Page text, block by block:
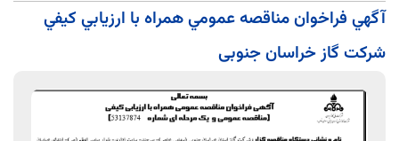
آگهي فراخوان مناقصه عمومي همراه با ارزيابي كيفي
شرکت گاز خراسان جنوبی